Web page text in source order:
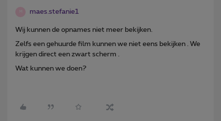
maes.stefanie1
Wij kunnen de opnames niet meer bekijken.
Zelfs een gehuurde film kunnen we niet eens bekijken . We
krijgen direct een zwart scherm .
Wat kunnen we doen?